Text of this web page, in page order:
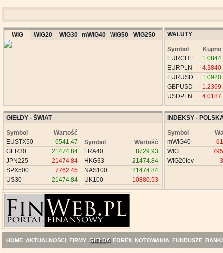
WIG WIG20 WIG30 mWIG40 WIG50 WIG250 WALUTY
Symbol
Kupno
EURCHF
1.0844
EURPLN
4.3840
EURUSD
1.0920
GBPUSD
1.2369
USDPLN
4.0187
GIEŁDY - ŚWIAT
Symbol
Wartość
EUSTX50
6541.47
GER30
21474.84
JPN225
21474.84
SPX500
7762.45
US30
21474.84
Symbol
Wartość
FRA40
8729.93
HKG33
21474.84
NAS100
21474.84
UK100
10880.53
INDEKSY -
Symbol
mWIG40
WIG
WIG20lev
HOME AKTUALNOŚCI FIRMY GIEŁDA FOREX NOTOWANIA FUNDUSZE BANKI